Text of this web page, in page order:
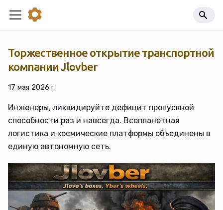
Торжественное открытие транспортной
компании Jlovber
17 мая 2026 г.
Инженеры, ликвидируйте дефицит пропускной
способности раз и навсегда. Всепланетная
логистика и космические платформы объединены в
единую автономную сеть.